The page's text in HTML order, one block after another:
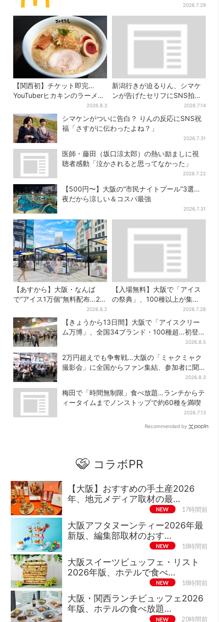
2026.7.29
【関西初】チケット即完…
YouTuberヒカキンのラーメン
店「みそきん」が大阪上陸！
「待ってました」と話題
2026.8.3
新潟行きが迫るりん、シマケ
ンが告げたセリフにSNS拍子
抜け「違う、そうじゃない」
2026.7.14
シマケンがついに告白？ りんの反応にSNS祝
福「さすがに伝わったよね？」
2026.7.31
医師・藤田（坂口涼太郎）の熱い励ましに視
聴者感動「泣かされると思ってなかった」
2026.7.22
【500円〜】大阪の“市民ナイトプール”3選…
夜だから涼しい＆コスパ最強
2026.7.31
【あすから】大阪・なんば
で“アイス1万個”無料配布…2日
間限定で、ロッテの人気商品
もらえる
2026.8.2
【入場無料】大阪で「アイス
の祭典」、100種以上が集
結！グッズ＆タダ券が当たる
巨大ガチャも
2026.7.28
【きょうから13日間】大阪で「アイスクリー
ム万博」、全国34ブランド・100種超…初登場
2026.8.5
2万円超えでも争奪戦…大阪の「ミャクミャク
撮影会」に全国からファン集結、参加者に聞
2026.8.3
梅田で「時間無制限」食べ放題…ランチからテ
ィータイムまでノンストップで約60種を満喫
2026.7.13
Recommended by
コラボPR
【大阪】おすすめの手土産2026
年、地元メディア取材の最…
NEW 17時間前
大阪アフタヌーンティー2026年最
新版、編集部取材のおす…
NEW 18時間前
大阪スイーツビュッフェ・リスト
2026年版、ホテルで食べ…
NEW 18時間前
大阪・関西ランチビュッフェ2026
年版、ホテルの食べ放題…
NEW 20時間前